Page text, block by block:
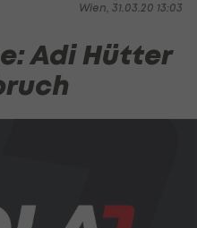
Wien, 31.03.20 13:03
Adi Hütter